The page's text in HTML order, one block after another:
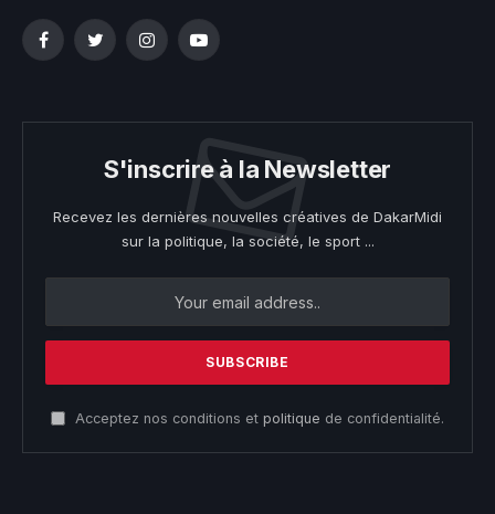
FacebookTwitterInstagramYouTube
S'inscrire à la Newsletter
Recevez les dernières nouvelles créatives de DakarMidi
sur la politique, la société, le sport ...
Acceptez nos conditions et politique de confidentialité.